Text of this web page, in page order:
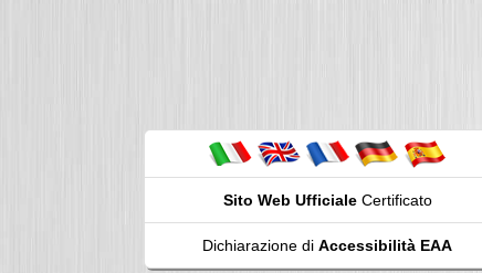
Sito Web UfficialeCertificato
Dichiarazione di Accessibilità EAA